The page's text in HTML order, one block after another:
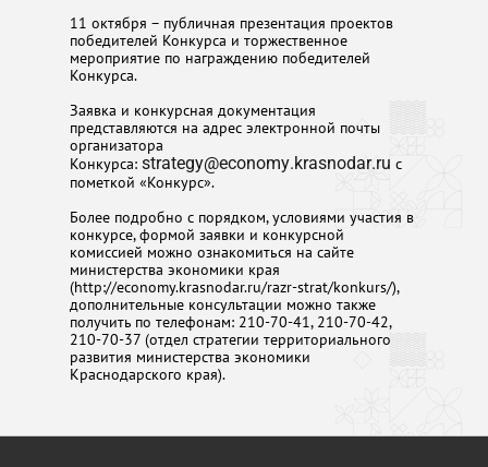
11 октября – публичная презентация проектов
победителей Конкурса и торжественное
мероприятие по награждению победителей
Конкурса.
Заявка и конкурсная документация
представляются на адрес электронной почты
организатора
Конкурса: strategy@economy.krasnodar.ru с
пометкой «Конкурс».
Более подробно с порядком, условиями участия в
конкурсе, формой заявки и конкурсной
комиссией можно ознакомиться на сайте
министерства экономики края
(http://economy.krasnodar.ru/razr-strat/konkurs/),
дополнительные консультации можно также
получить по телефонам: 210-70-41, 210-70-42,
210-70-37 (отдел стратегии территориального
развития министерства экономики
Краснодарского края).